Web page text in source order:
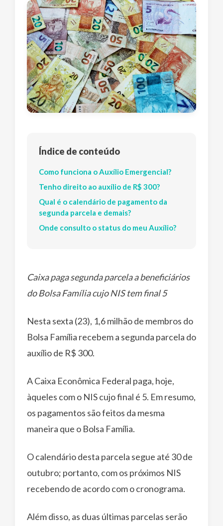
Índice de conteúdo
Como funciona o Auxílio Emergencial?
Tenho direito ao auxílio de R$ 300?
Qual é o calendário de pagamento da
segunda parcela e demais?
Onde consulto o status do meu Auxílio?
Caixa paga segunda parcela a beneficiários
do Bolsa Família cujo NIS tem final 5
Nesta sexta (23), 1,6 milhão de membros do
Bolsa Família recebem a segunda parcela do
auxílio de R$ 300.
A Caixa Econômica Federal paga, hoje,
àqueles com o NIS cujo final é 5. Em resumo,
os pagamentos são feitos da mesma
maneira que o Bolsa Família.
O calendário desta parcela segue até 30 de
outubro; portanto, com os próximos NIS
recebendo de acordo com o cronograma.
Além disso, as duas últimas parcelas serão